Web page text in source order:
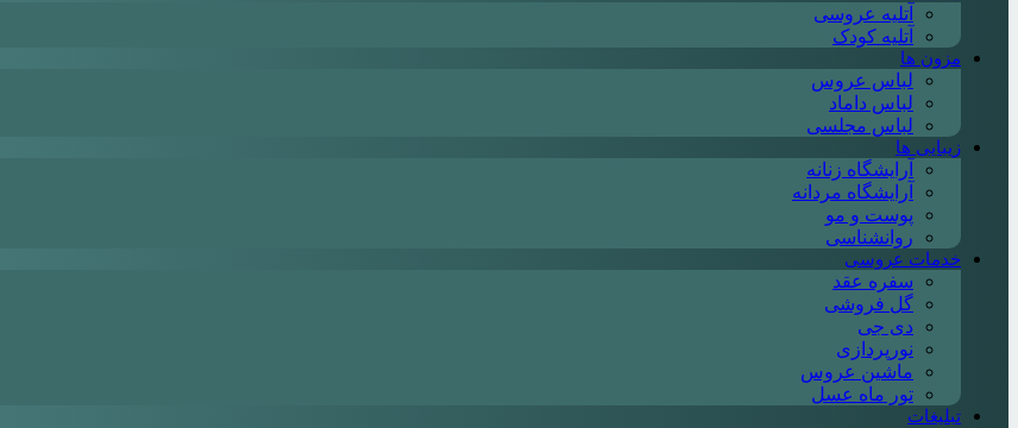
آتلیه عروسی
آتلیه کودک
مزون ها
لباس عروس
لباس داماد
لباس مجلسی
زیبایی ها
آرایشگاه زنانه
آرایشگاه مردانه
پوست و مو
روانشناسی
خدمات عروسی
سفره عقد
گل فروشی
دی جی
نورپردازی
ماشین عروس
تور ماه عسل
تبلیغات